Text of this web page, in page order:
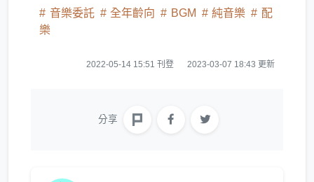
音樂委託 全年齡向 BGM 純音樂
配
樂
2022-05-14 15:51 刊登 2023-03-07 18:43 更新
分享